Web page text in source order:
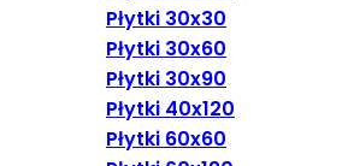
Płytki 30x30
Płytki 30x60
Płytki 30x90
Płytki 40x120
Płytki 60x60